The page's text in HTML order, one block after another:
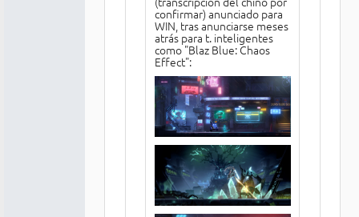
confirmar) anunciado para
WIN, tras anunciarse meses
atrás para t. inteligentes
como "Blaz Blue: Chaos
Effect":